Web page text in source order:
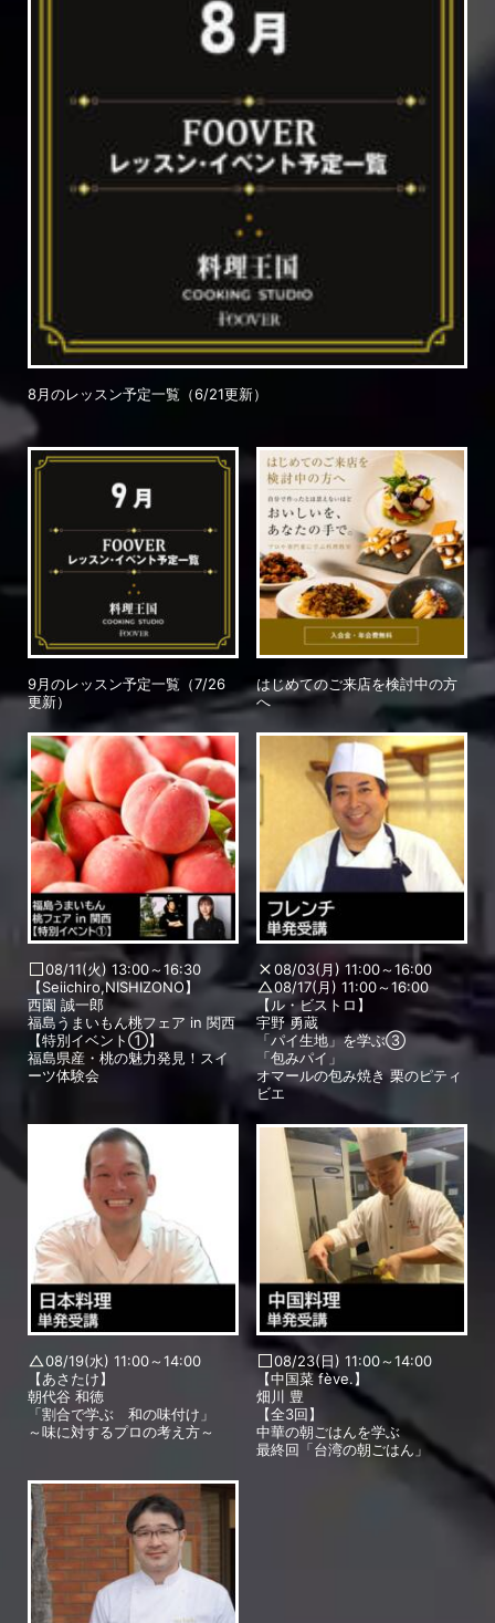
8月のレッスン予定一覧（6/21更新）
9月のレッスン予定一覧（7/26
更新）
はじめてのご来店を検討中の方
へ
08/11(火) 13:00～16:30
【Seiichiro,NISHIZONO】
西園 誠一郎
福島うまいもん桃フェア in 関西
【特別イベント①】
福島県産・桃の魅力発見！スイ
ーツ体験会
08/03(月) 11:00～16:00
08/17(月) 11:00～16:00
【ル・ビストロ】
宇野 勇蔵
「パイ生地」を学ぶ③
「包みパイ」
オマールの包み焼き 栗のピティ
ビエ
08/19(水) 11:00～14:00
【あさたけ】
朝代谷 和徳
「割合で学ぶ 和の味付け」
～味に対するプロの考え方～
08/23(日) 11:00～14:00
【中国菜 fève.】
畑川 豊
【全3回】
中華の朝ごはんを学ぶ
最終回「台湾の朝ごはん」